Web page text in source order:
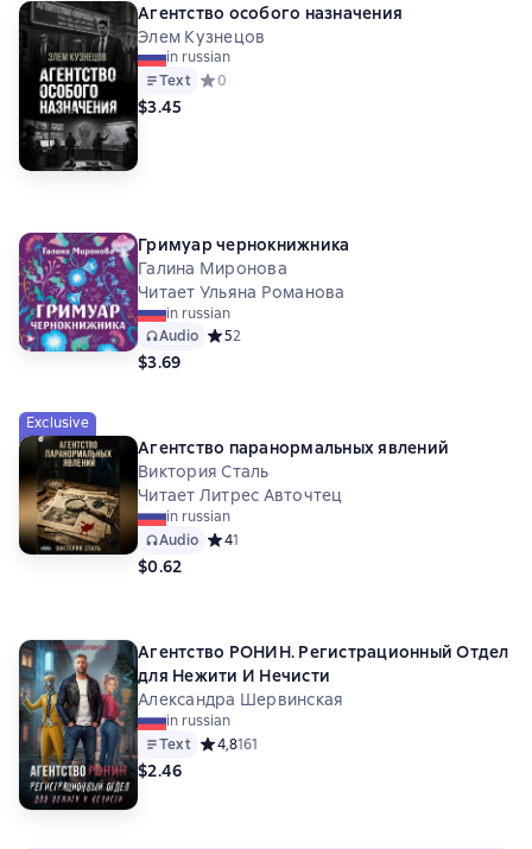
Агентство особого назначения
Элем Кузнецов
in russian
Text Средний рейтинг 0 на основе 0 оценок
0
$3.45
Гримуар чернокнижника
Галина Миронова
Читает Ульяна Романова
in russian
Audio Средний рейтинг 5 на основе 2 оценок
52
$3.69
Exclusive
Агентство паранормальных явлений
Виктория Сталь
Читает Литрес Авточтец
in russian
Audio Средний рейтинг 4 на основе 1 оценок
41
$0.62
Агентство РОНИН. Регистрационный Отдел
для Нежити И Нечисти
Александра Шервинская
in russian
Text Средний рейтинг 4,8 на основе 161 оценок
4,8161
$2.46